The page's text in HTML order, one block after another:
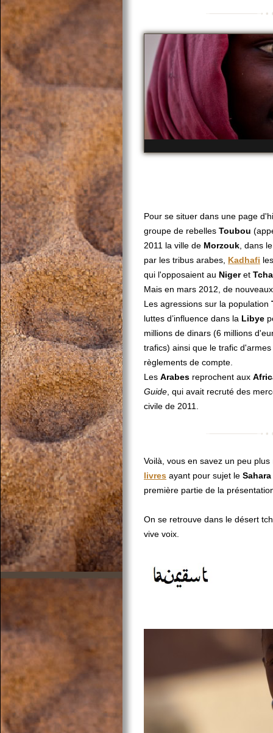
Pour se situer dans une page
groupe de rebelles Toubou
2011 la ville de Morzouk , dans
par les tribus arabes, Kadhafi
qui l'opposaient au Nigeret
Mais en mars 2012, de
Les agressions sur la population
luttes d’influence dans la Libye
millions de dinars (6 millions
trafics) ainsi que le trafic
règlements de compte.
Les Arabes reprochent aux
Guide , qui avait recruté des
civile de 2011.
Voilà, vous en savez un peu
livres ayant pour sujet le Sahara
première partie de la
On se retrouve dans le désert
vive voix.